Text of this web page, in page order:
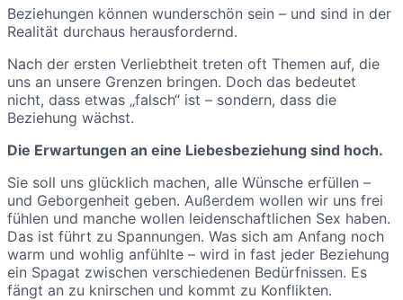
Beziehungen können wunderschön sein – und sind in der
Realität durchaus herausfordernd.
Nach der ersten Verliebtheit treten oft Themen auf, die
uns an unsere Grenzen bringen. Doch das bedeutet
nicht, dass etwas „falsch“ ist – sondern, dass die
Beziehung wächst.
Die Erwartungen an eine Liebesbeziehung sind hoch.
Sie soll uns glücklich machen, alle Wünsche erfüllen –
und Geborgenheit geben. Außerdem wollen wir uns frei
fühlen und manche wollen leidenschaftlichen Sex haben.
Das ist führt zu Spannungen. Was sich am Anfang noch
warm und wohlig anfühlte – wird in fast jeder Beziehung
ein Spagat zwischen verschiedenen Bedürfnissen. Es
fängt an zu knirschen und kommt zu Konflikten.